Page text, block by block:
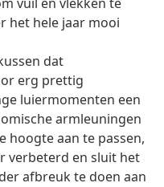
het hele jaar mooi
dat
erg prettig
luiermomenten een
armleuningen
hoogte aan te passen,
verbeterd en sluit het
afbreuk te doen aan